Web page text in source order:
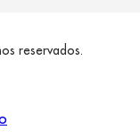
reservados.